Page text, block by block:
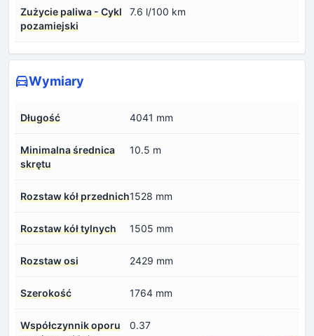
Zużycie paliwa - Cykl
pozamiejski
7.6 l/100 km
Wymiary
Długość 4041 mm
Minimalna średnica
skrętu
10.5 m
Rozstaw kół przednich1528 mm
Rozstaw kół tylnych 1505 mm
Rozstaw osi 2429 mm
Szerokość 1764 mm
Współczynnik oporu
0.37